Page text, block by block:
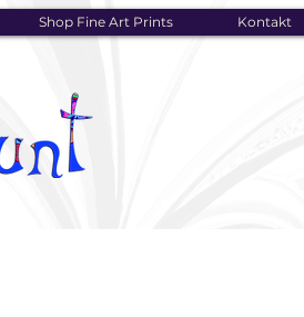
Shop Fine Art Prints Kontakt